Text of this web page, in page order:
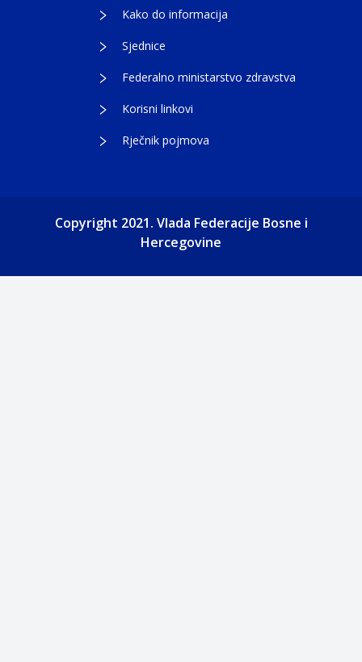
Kako do informacija
Sjednice
Federalno ministarstvo zdravstva
Korisni linkovi
Rječnik pojmova
Copyright 2021. Vlada Federacije Bosne i
Hercegovine